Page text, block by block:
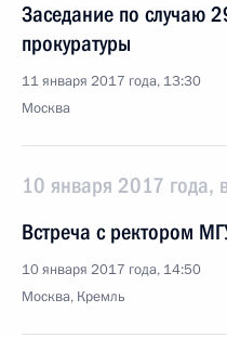
Заседание по случаю
прокуратуры
11 января 2017 года, 13:30
Москва
10 января 2017 года,
Встреча с ректором
10 января 2017 года, 14:50
Москва, Кремль